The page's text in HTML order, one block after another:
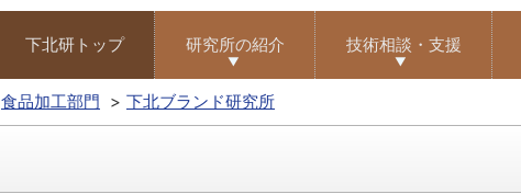
下北研トップ 研究所の紹介 技術相談・支援
食品加工部門 下北ブランド研究所